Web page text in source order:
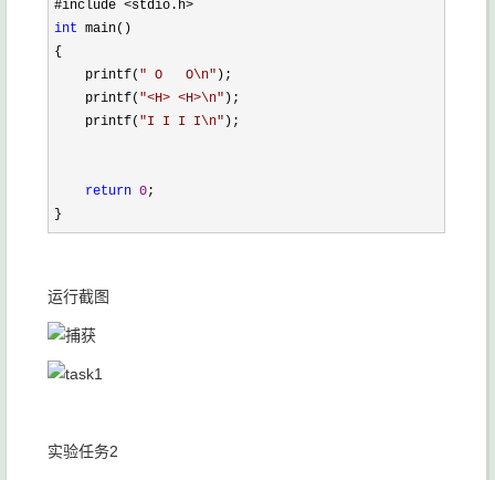
int main()
{
    printf(
" O   O\n" );
    printf(
"<H> <H>\n" );
    printf(
"I I I I\n" );
return 0;
}
运行截图
实验任务2